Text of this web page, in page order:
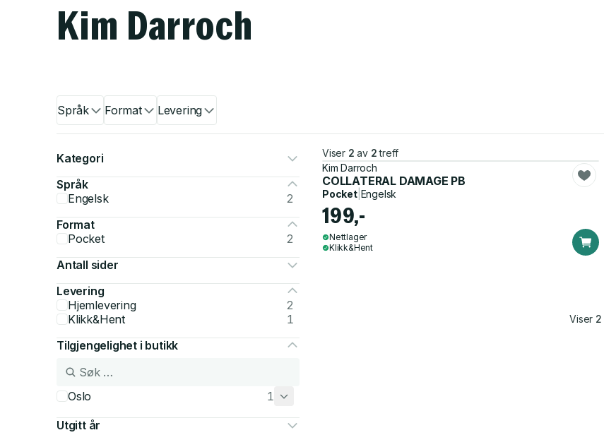
Kim Darroch
Språk Format Levering
Kategori
Språk
Engelsk
2
Format
Pocket
2
Antall sider
Levering
Hjemlevering
2
Klikk&Hent
1
Tilgjengelighet i butikk
Oslo 1
Utgitt år
Viser 2 av 2 treff
Kim Darroch
COLLATERAL DAMAGE PB
Pocket| Engelsk
199,-
Nettlager
Klikk&Hent
Viser 2